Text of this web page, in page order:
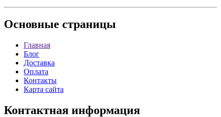
Основные страницы
Главная
Блог
Доставка
Оплата
Контакты
Карта сайта
Контактная информация